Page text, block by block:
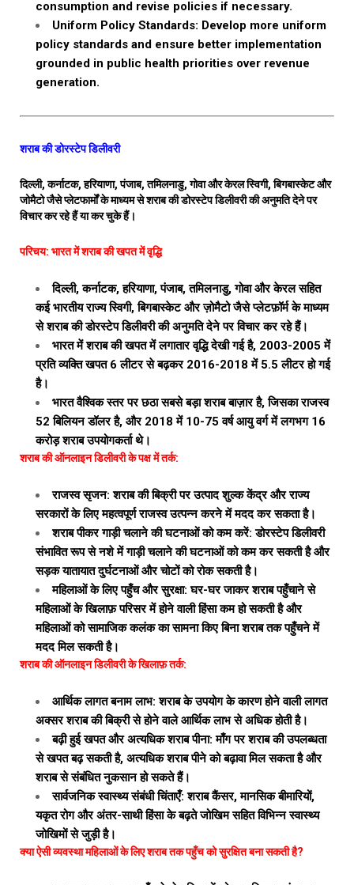
consumption and revise policies if necessary.
Uniform Policy Standards: Develop more uniform
policy standards and ensure better implementation
grounded in public health priorities over revenue
generation.
शराब की डोरस्टेप डिलीवरी
दिल्ली, कर्नाटक, हरियाणा, पंजाब, तमिलनाडु, गोवा और केरल स्विगी, बिगबास्केट और
जोमैटो जैसे प्लेटफार्मों के माध्यम से शराब की डोरस्टेप डिलीवरी की अनुमति देने पर
विचार कर रहे हैं या कर चुके हैं।
परिचय: भारत में शराब की खपत में वृद्धि
दिल्ली, कर्नाटक, हरियाणा, पंजाब, तमिलनाडु, गोवा और केरल सहित
कई भारतीय राज्य स्विगी, बिगबास्केट और ज़ोमैटो जैसे प्लेटफ़ॉर्म के माध्यम
से शराब की डोरस्टेप डिलीवरी की अनुमति देने पर विचार कर रहे हैं।
भारत में शराब की खपत में लगातार वृद्धि देखी गई है, 2003-2005 में
प्रति व्यक्ति खपत 6 लीटर से बढ़कर 2016-2018 में 5.5 लीटर हो गई
है।
भारत वैश्विक स्तर पर छठा सबसे बड़ा शराब बाज़ार है, जिसका राजस्व
52 बिलियन डॉलर है, और 2018 में 10-75 वर्ष आयु वर्ग में लगभग 16
करोड़ शराब उपयोगकर्ता थे।
शराब की ऑनलाइन डिलीवरी के पक्ष में तर्क:
राजस्व सृजन: शराब की बिक्री पर उत्पाद शुल्क केंद्र और राज्य
सरकारों के लिए महत्वपूर्ण राजस्व उत्पन्न करने में मदद कर सकता है।
शराब पीकर गाड़ी चलाने की घटनाओं को कम करें: डोरस्टेप डिलीवरी
संभावित रूप से नशे में गाड़ी चलाने की घटनाओं को कम कर सकती है और
सड़क यातायात दुर्घटनाओं और चोटों को रोक सकती है।
महिलाओं के लिए पहुँच और सुरक्षा: घर-घर जाकर शराब पहुँचाने से
महिलाओं के खिलाफ़ परिसर में होने वाली हिंसा कम हो सकती है और
महिलाओं को सामाजिक कलंक का सामना किए बिना शराब तक पहुँचने में
मदद मिल सकती है।
शराब की ऑनलाइन डिलीवरी के खिलाफ़ तर्क:
आर्थिक लागत बनाम लाभ: शराब के उपयोग के कारण होने वाली लागत
अक्सर शराब की बिक्री से होने वाले आर्थिक लाभ से अधिक होती है।
बढ़ी हुई खपत और अत्यधिक शराब पीना: माँग पर शराब की उपलब्धता
से खपत बढ़ सकती है, अत्यधिक शराब पीने को बढ़ावा मिल सकता है और
शराब से संबंधित नुकसान हो सकते हैं।
सार्वजनिक स्वास्थ्य संबंधी चिंताएँ: शराब कैंसर, मानसिक बीमारियों,
यकृत रोग और अंतर-साथी हिंसा के बढ़ते जोखिम सहित विभिन्न स्वास्थ्य
जोखिमों से जुड़ी है।
क्या ऐसी व्यवस्था महिलाओं के लिए शराब तक पहुँच को सुरक्षित बना सकती है?